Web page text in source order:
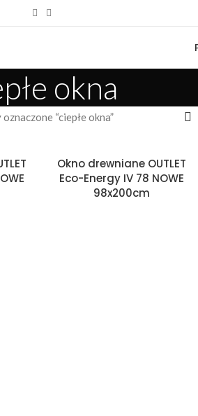
okna
“ciepłe okna”
Okno drewniane OUTLET
Eco-Energy IV 78 NOWE
98x200cm